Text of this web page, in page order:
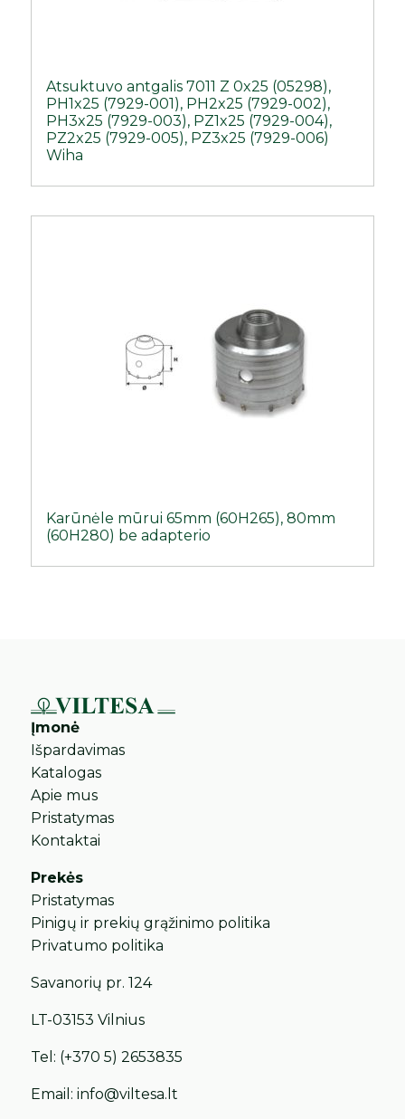
Atsuktuvo antgalis 7011 Z 0x25 (05298),
PH1x25 (7929-001), PH2x25 (7929-002),
PH3x25 (7929-003), PZ1x25 (7929-004),
PZ2x25 (7929-005), PZ3x25 (7929-006)
Wiha
Karūnėle mūrui 65mm (60H265), 80mm
(60H280) be adapterio
Įmonė
Išpardavimas
Katalogas
Apie mus
Pristatymas
Kontaktai
Prekės
Pristatymas
Pinigų ir prekių grąžinimo politika
Privatumo politika
Savanorių pr. 124
LT-03153 Vilnius
Tel: (+370 5) 2653835
Email:info@viltesa.lt